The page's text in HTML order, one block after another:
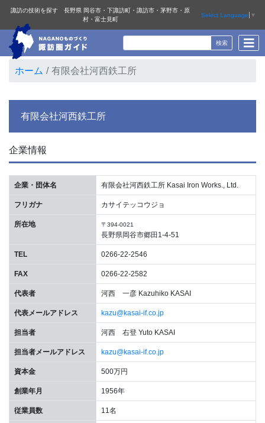
諏訪の技術を探す 長野県 岡谷市・下諏訪町・諏訪市・茅野市・原
村・富士見町
Select Language ▼
ホーム 有限会社河西鉄工所
有限会社河西鉄工所
企業情報
企業・団体名 有限会社河西鉄工所 Kasai Iron Works., Ltd.
フリガナ カサイテッコウジョ
所在地 〒394-0021
長野県岡谷市郷田1-4-51
TEL 0266-22-2546
FAX 0266-22-2582
代表者 河西 一彦 Kazuhiko KASAI
代表メールアドレス kazu@kasai-if.co.jp
担当者 河西 右登 Yuto KASAI
担当者メールアドレス kazu@kasai-if.co.jp
資本金 500万円
創業年月 1956年
従業員数 11名